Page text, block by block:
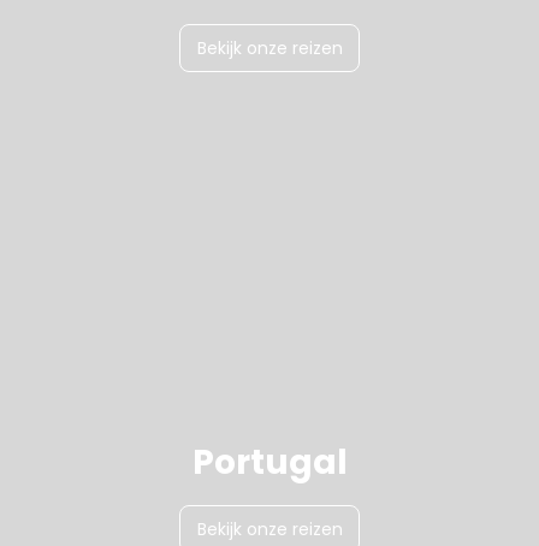
Bekijk onze reizen
Portugal
Bekijk onze reizen